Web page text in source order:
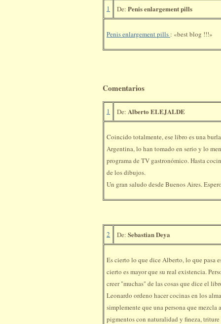
1 De: Penis enlargement pills
Penis enlargement pills : «best blog !!!»
Comentarios
1 De: Alberto ELEJALDE
Coincido totalmente, ese libro es una
Argentina, lo han tomado en serio y lo
programa de TV gastronómico. Hasta
de los dibujos.
Un gran saludo desde Buenos Aires.
2 De: Sebastian Deya
Es cierto lo que dice Alberto, lo que pasa
cierto es mayor que su real existencia.
creer "muchas" de las cosas que dice el
Leonardo ordeno hacer cocinas en los
simplemente que una persona que mezcla
pigmentos con naturalidad y fineza, triture